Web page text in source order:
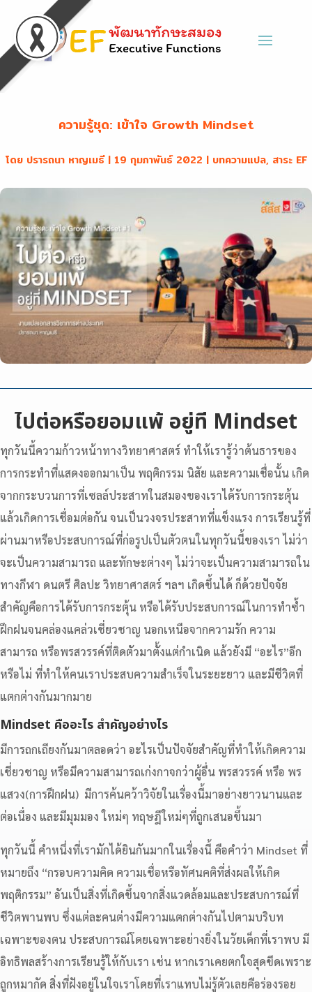
ความรู้ชุด: เข้าใจ Growth Mindset
โดย ปรารถนา หาญเมธี| 19 กุมภาพันธ์ 2022 | บทความแปล, สาระ EF
ไปต่อหรือยอมแพ้ อยู่ที่ Mindset
ทุกวันนี้ความก้าวหน้าทางวิทยาศาสตร์ ทำให้เรารู้ว่าต้นธารของ
การกระทำที่แสดงออกมาเป็น พฤติกรรม นิสัย และความเชื่อนั้น เกิด
จากกระบวนการที่เซลล์ประสาทในสมองของเราได้รับการกระตุ้น
แล้วเกิดการเชื่อมต่อกัน จนเป็นวงจรประสาทที่แข็งแรง การเรียนรู้ที่
ผ่านมาหรือประสบการณ์ที่ก่อรูปเป็นตัวตนในทุกวันนี้ของเรา ไม่ว่า
จะเป็นความสามารถ และทักษะต่างๆ ไม่ว่าจะเป็นความสามารถใน
ทางกีฬา ดนตรี ศิลปะ วิทยาศาสตร์ ฯลฯ เกิดขึ้นได้ ก็ด้วยปัจจัย
สำคัญคือการได้รับการกระตุ้น หรือได้รับประสบการณ์ในการทำซ้ำ
ฝึกฝนจนคล่องแคล่วเชี่ยวชาญ นอกเหนือจากความรัก ความ
สามารถ หรือพรสวรรค์ที่ติดตัวมาตั้งแต่กำเนิด แล้วยังมี “อะไร”อีก
หรือไม่ ที่ทำให้คนเราประสบความสำเร็จในระยะยาว และมีชีวิตที่
แตกต่างกันมากมาย
Mindset คืออะไร สำคัญอย่างไร
มีการถกเถียงกันมาตลอดว่า อะไรเป็นปัจจัยสำคัญที่ทำให้เกิดความ
เชี่ยวชาญ หรือมีความสามารถเก่งกาจกว่าผู้อื่น พรสวรรค์ หรือ พร
แสวง(การฝึกฝน) มีการค้นคว้าวิจัยในเรื่องนี้มาอย่างยาวนานและ
ต่อเนื่อง และมีมุมมอง ใหม่ๆ ทฤษฎีใหม่ๆที่ถูกเสนอขึ้นมา
ทุกวันนี้ คำหนึ่งที่เรามักได้ยินกันมากในเรื่องนี้ คือคำว่า Mindset ที่
หมายถึง “กรอบความคิด ความเชื่อหรือทัศนคติที่ส่งผลให้เกิด
พฤติกรรม” อันเป็นสิ่งที่เกิดขึ้นจากสิ่งแวดล้อมและประสบการณ์ที่
ชีวิตพานพบ ซึ่งแต่ละคนต่างมีความแตกต่างกันไปตามบริบท
เฉพาะของตน ประสบการณ์โดยเฉพาะอย่างยิ่งในวัยเด็กที่เราพบ มี
อิทธิพลสร้างการเรียนรู้ให้กับเรา เช่น หากเราเคยตกใจสุดขีดเพราะ
ถูกหมากัด สิ่งที่ฝังอยู่ในใจเราโดยที่เราแทบไม่รู้ตัวเลยคือร่องรอย